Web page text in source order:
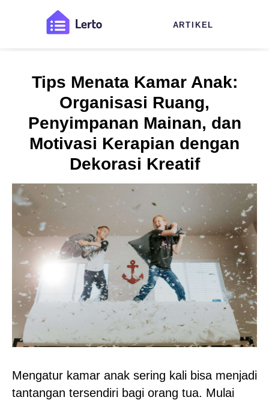
ARTIKEL
Tips Menata Kamar Anak:
Organisasi Ruang,
Penyimpanan Mainan, dan
Motivasi Kerapian dengan
Dekorasi Kreatif
Mengatur kamar anak sering kali bisa menjadi
tantangan tersendiri bagi orang tua. Mulai